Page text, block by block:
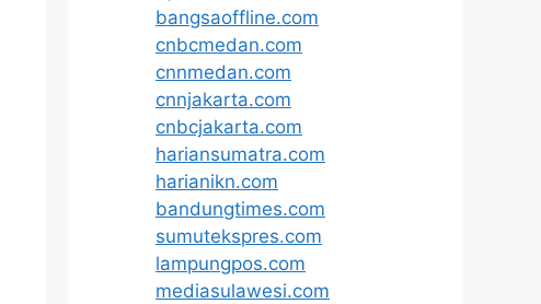
bangsaoffline.com
cnbcmedan.com
cnnmedan.com
cnnjakarta.com
cnbcjakarta.com
hariansumatra.com
harianikn.com
bandungtimes.com
sumutekspres.com
lampungpos.com
mediasulawesi.com